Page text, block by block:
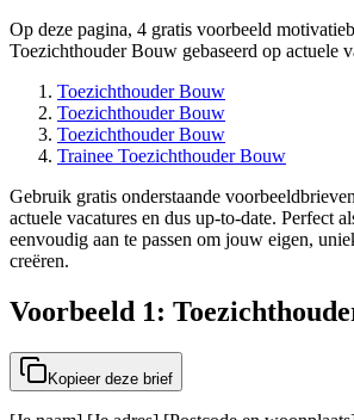
Op deze pagina, 4 gratis voorbeeld
Toezichthouder Bouw gebaseerd op actuele
Toezichthouder Bouw
Toezichthouder Bouw
Toezichthouder Bouw
Trainee Toezichthouder Bouw
Gebruik gratis onderstaande
actuele vacatures en dus up-to-date. Perfect
eenvoudig aan te passen om jouw eigen,
creëren.
Voorbeeld 1:
Kopieer deze brief